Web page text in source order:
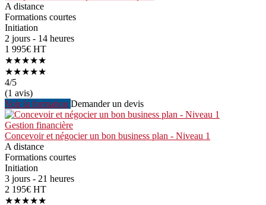
A distance
Formations courtes
Initiation
2 jours - 14 heures
1 995€ HT
★★★★★
★★★★★
4/5
(1 avis)
Voir la formation Demander un devis
Gestion financière
Concevoir et négocier un bon business plan - Niveau 1
A distance
Formations courtes
Initiation
3 jours - 21 heures
2 195€ HT
★★★★★